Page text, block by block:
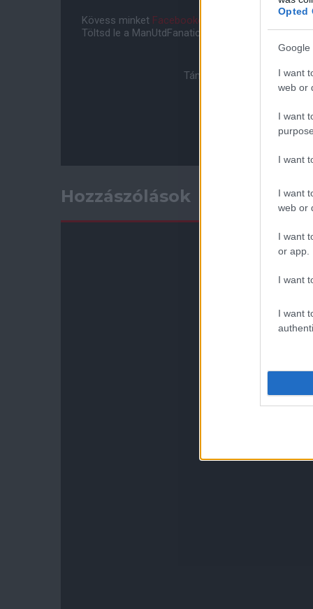
Opted
Google
I want
web or
I want
I want
I want
web or
I want
or app.
I want
I want
Kövess minket Facebookon és
Töltsd le a ManUtdFanatics.hu mobil applikációt
Támogasd adományoddal
Hozzászólások